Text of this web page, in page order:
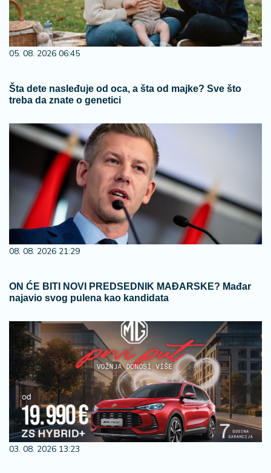
05. 08. 2026 06:45
Šta dete nasleđuje od oca, a šta od majke? Sve što
treba da znate o genetici
08. 08. 2026 21:29
ON ĆE BITI NOVI PREDSEDNIK MAĐARSKE? Mađar
najavio svog pulena kao kandidata
03. 08. 2026 13:23